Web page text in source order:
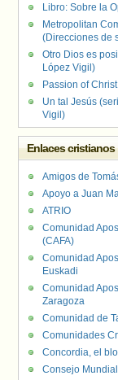
Libro: Sobre la
Metropolitan
(Direcciones de
Otro Dios es
López Vigil)
Passion of
Un tal Jesús
Vigil)
Enlaces cristianos
Amigos de
Apoyo a Juan
ATRIO
Comunidad
(CAFA)
Comunidad
Euskadi
Comunidad
Zaragoza
Comunidad de
Comunidades
Concordia, el
Consejo